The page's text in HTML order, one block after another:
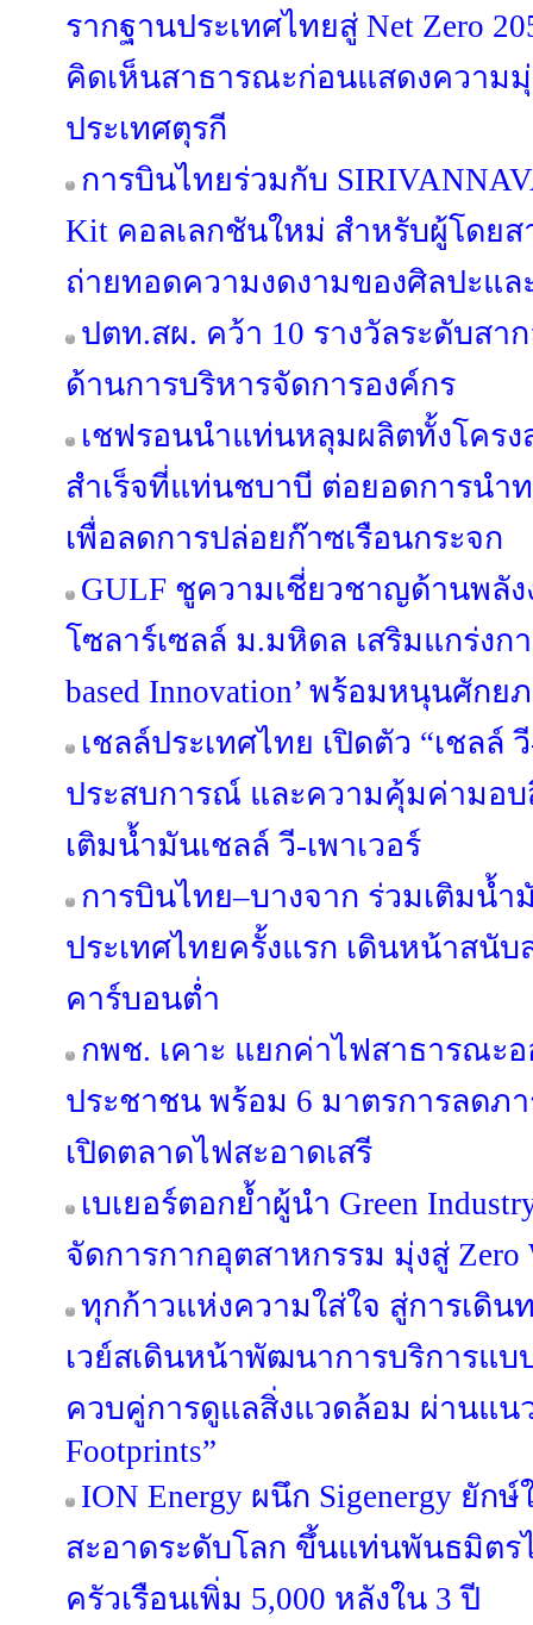
รากฐานประเทศไทยสู่ Net Zero
คิดเห็นสาธารณะก่อนแสดงความมุ่
ประเทศตุรกี
การบินไทยร่วมกับ
Kit คอลเลกชันใหม่ สำหรับผู้โดยส
ถ่ายทอดความงดงามของศิลปะแ
ปตท.สผ. คว้า 10 รางวัลระดับสา
ด้านการบริหารจัดการองค์กร
เชฟรอนนำแท่นหลุมผลิตทั้งโครง
สำเร็จที่แท่นชบาบี ต่อยอดการนำ
เพื่อลดการปล่อยก๊าซเรือนกระจก
GULF ชูความเชี่ยวชาญด้านพลั
โซลาร์เซลล์ ม.มหิดล เสริมแกร่งก
based Innovation’ พร้อมหนุนศักย
เชลล์ประเทศไทย เปิดตัว “เชลล์
ประสบการณ์ และความคุ้มค่ามอ
เติมน้ำมันเชลล์ วี-เพาเวอร์
การบินไทย–บางจาก ร่วมเติมน้ำ
ประเทศไทยครั้งแรก เดินหน้าสนั
คาร์บอนต่ำ
กพช. เคาะ แยกค่าไฟสาธารณะ
ประชาชน พร้อม 6 มาตรการลดภ
เปิดตลาดไฟสะอาดเสรี
เบเยอร์ตอกย้ำผู้นำ Green
จัดการกากอุตสาหกรรม มุ่งสู่ Zero
ทุกก้าวแห่งความใส่ใจ สู่การเดิน
เวย์สเดินหน้าพัฒนาการบริการแบบ
ควบคู่การดูแลสิ่งแวดล้อม ผ่านแน
Footprints”
ION Energy ผนึก Sigenergy ยัก
สะอาดระดับโลก ขึ้นแท่นพันธมิตร
ครัวเรือนเพิ่ม 5,000 หลังใน 3 ปี